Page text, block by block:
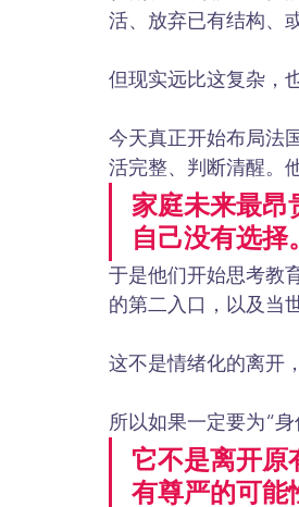
活、放弃已有结构、
但现实远比这复杂，
今天真正开始布局法
活完整、判断清醒。
家庭未来最昂
自己没有选择。
于是他们开始思考教
的第二入口，以及当
这不是情绪化的离开
所以如果一定要为“
它不是离开原
有尊严的可能